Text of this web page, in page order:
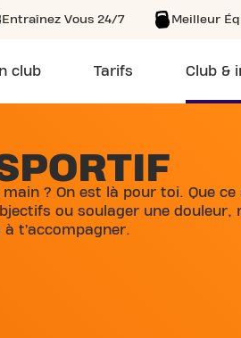
Entraînez Vous 24/7 Meilleur
club Tarifs Club &
main ? On est là pour toi. Que
ou soulager une douleur,
t’accompagner.